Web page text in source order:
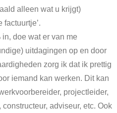
alleen wat u krijgt)
factuurtje’.
in, doe wat er van me
uitdagingen op en door
zorg ik dat ik prettig
iemand kan werken. Dit kan
projectleider,
adviseur, etc. Ook